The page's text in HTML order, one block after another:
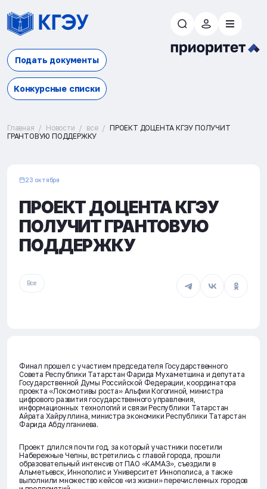
Подать документы
Конкурсные списки
Главная Новости все
ПРОЕКТ ДОЦЕНТА КГЭУ ПОЛУЧИТ
ГРАНТОВУЮ ПОДДЕРЖКУ
23 октября
ПРОЕКТ ДОЦЕНТА КГЭУ
ПОЛУЧИТ ГРАНТОВУЮ
ПОДДЕРЖКУ
Все
Финал прошел c участием председателя Государственного
Совета Республики Татарстан Фарида Мухаметшина и депутата
Государственной Думы Российской Федерации, координатора
проекта «Локомотивы роста» Альфии Когогиной, министра
цифрового развития государственного управления,
информационных технологий и связи Республики Татарстан
Айрата Хайруллина, министра экономики Республики Татарстан
Фарида Абдулганиева.
Проект длился почти год, за который участники посетили
Набережные Челны, встретились с главой города, прошли
образовательный интенсив от ПАО «КАМАЗ», съездили в
Альметьевск, Иннополис и Университет Иннополиса, а также
выполнили множество кейсов «из жизни» перечисленных городов